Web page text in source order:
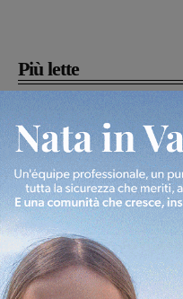
Più lette
Figline Incisa Valdarno 1
Piscina di Figline
Pnrr, il gruppo di
ringraziamento al
Cronaca 4 Agosto 2026
Un anno fa la
Gianni, Giulia e
processo, lo stop ai